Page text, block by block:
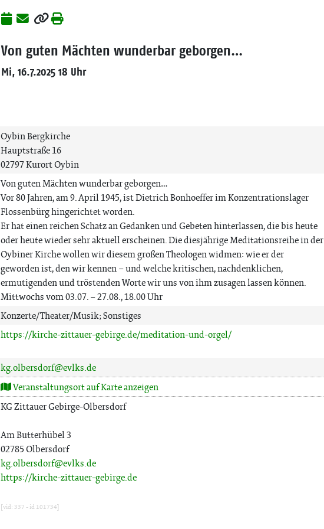
Von guten Mächten wunderbar geborgen…
Mi, 16.7.2025 18 Uhr
Oybin Bergkirche
Hauptstraße 16
02797 Kurort Oybin
Von guten Mächten wunderbar geborgen…
Vor 80 Jahren, am 9. April 1945, ist Dietrich Bonhoeffer im Konzentrationslager
Flossenbürg hingerichtet worden.
Er hat einen reichen Schatz an Gedanken und Gebeten hinterlassen, die bis heute
oder heute wieder sehr aktuell erscheinen. Die diesjährige Meditationsreihe in der
Oybiner Kirche wollen wir diesem großen Theologen widmen: wie er der
geworden ist, den wir kennen – und welche kritischen, nachdenklichen,
ermutigenden und tröstenden Worte wir uns von ihm zusagen lassen können.
Mittwochs vom 03.07. – 27.08., 18.00 Uhr
Konzerte/Theater/Musik; Sonstiges
https://kirche-zittauer-gebirge.de/meditation-und-orgel/
kg.olbersdorf@evlks.de
Veranstaltungsort auf Karte anzeigen
KG Zittauer Gebirge-Olbersdorf
Am Butterhübel 3
02785 Olbersdorf
kg.olbersdorf@evlks.de
https://kirche-zittauer-gebirge.de
[vid: 337 - id 101734]